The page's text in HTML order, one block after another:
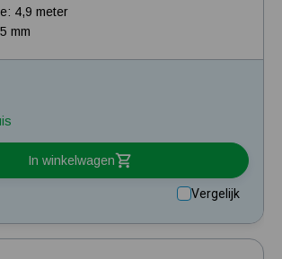
4,9 meter
mm
In winkelwagen
Vergelijk